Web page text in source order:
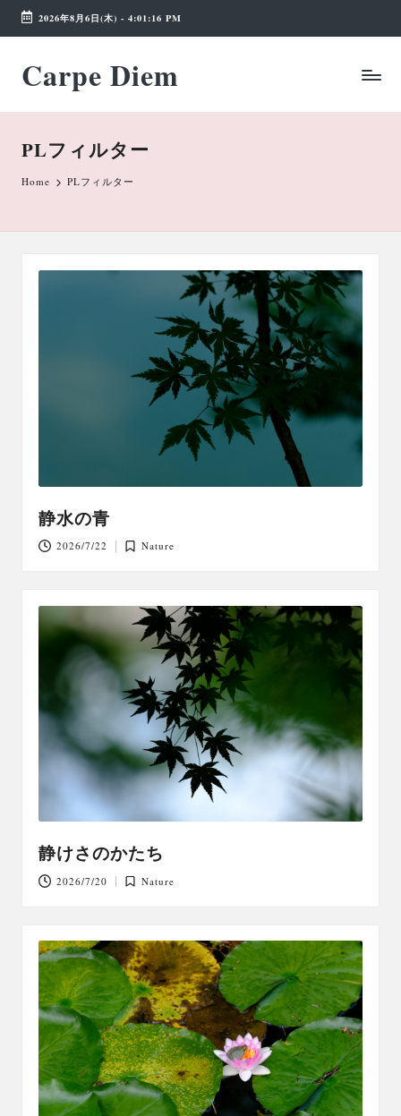
Skip
content
2026年8月6日(木) - 4:01:17 PM
Carpe Diem
Weekend
Wonderland
PLフィルター
Home PLフィルター
静水の青
2026/7/22
Posted
Nature
静けさのかたち
2026/7/20
Posted
Nature